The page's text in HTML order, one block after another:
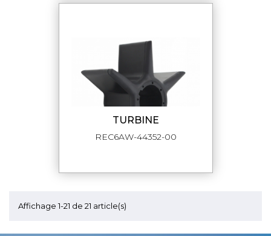
TURBINE
REC6AW-44352-00
Affichage 1-21 de 21 article(s)